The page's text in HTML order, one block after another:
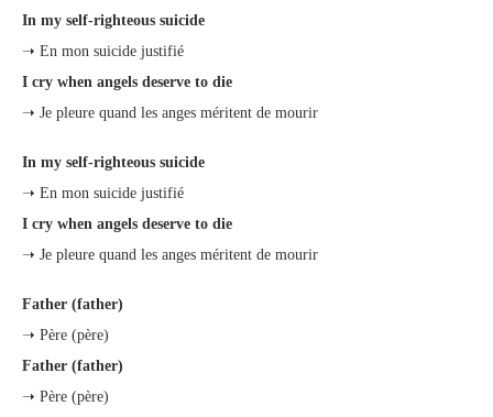
In my self-righteous suicide
➝ En mon suicide justifié
I cry when angels deserve to die
➝ Je pleure quand les anges méritent de mourir
In my self-righteous suicide
➝ En mon suicide justifié
I cry when angels deserve to die
➝ Je pleure quand les anges méritent de mourir
Father (father)
➝ Père (père)
Father (father)
➝ Père (père)